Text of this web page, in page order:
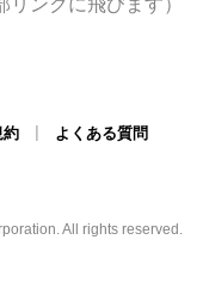
約
よくある質問
All rights reserved.